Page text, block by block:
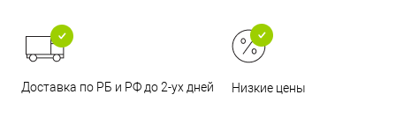
Доставка по РБ и РФ до 2-ух дней Низкие цены